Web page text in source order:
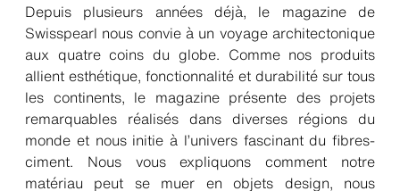
Depuis plusieurs années déjà, le magazine de
Swisspearl nous convie à un voyage architectonique
aux quatre coins du globe. Comme nos produits
allient esthétique, fonctionnalité et durabilité sur tous
les continents, le magazine présente des projets
remarquables réalisés dans diverses régions du
monde et nous initie à l’univers fascinant du fibres-
ciment. Nous vous expliquons comment notre
matériau peut se muer en objets design, nous